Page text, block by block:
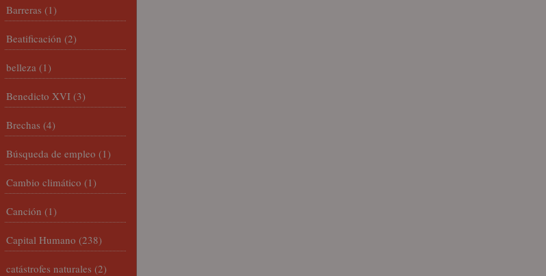
Barreras (1)
Beatificación (2)
belleza (1)
Benedicto XVI (3)
Brechas (4)
Búsqueda de empleo (1)
Cambio climático (1)
Canción (1)
Capital Humano (238)
catástrofes naturales (2)